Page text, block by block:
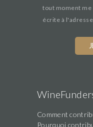
tout moment
écrite à
Comment
Pourquoi